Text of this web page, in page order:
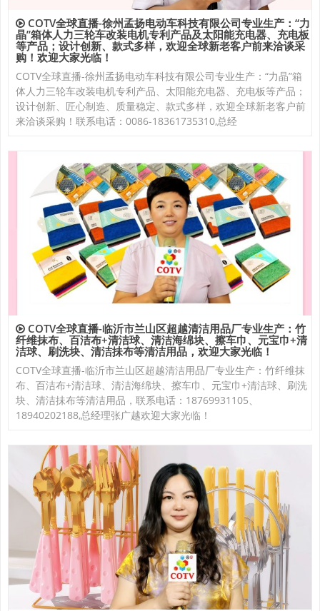
COTV全球直播-徐州孟扬电动车科技有限公司专业生产：“力
晶”箱体人力三轮车改装电机专利产品及太阳能充电器、充电板
等产品；设计创新、款式多样，欢迎全球新老客户前来洽谈采
购！欢迎大家光临！
COTV全球直播-徐州孟扬电动车科技有限公司专业生产：“力晶”箱
体人力三轮车改装电机专利产品、太阳能充电器、充电板等产品；
设计创新、匠心制造、质量稳定、款式多样，欢迎全球新老客户前
来洽谈采购！联系电话：0086-18361735310,总经
COTV全球直播-临沂市兰山区超越清洁用品厂专业生产：竹
纤维抹布、百洁布+清洁球、清洁海绵块、擦车巾、元宝巾+清
洁球、刷洗块、清洁抺布等清洁用品，欢迎大家光临！
COTV全球直播-临沂市兰山区超越清洁用品厂专业生产：竹纤维抹
布、百洁布+清洁球、清洁海绵块、擦车巾、元宝巾+清洁球、刷洗
块、清洁抺布等清洁用品，联系电话：18769931105、
18940202188,总经理张广越欢迎大家光临！